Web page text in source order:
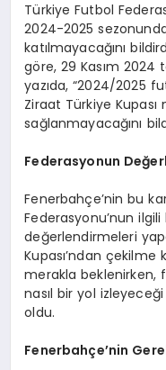
Türkiye Futbol
2024-2025
katılmayacağını
göre, 29 Kasım
yazıda, “2024/2025
Ziraat Türkiye Kupası
sağlanmayacağını
Federasyonun
Fenerbahçe’nin bu
Federasyonu’nun ilgili
değerlendirmeleri
Kupası’ndan
merakla beklenirken,
nasıl bir yol
oldu.
Fenerbahçe’nin